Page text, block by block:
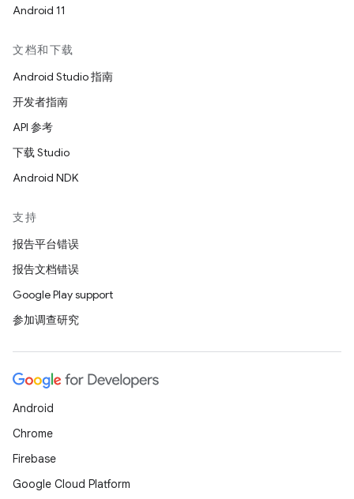
Android 11
文档和下载
Android Studio 指南
开发者指南
API 参考
下载 Studio
Android NDK
支持
报告平台错误
报告文档错误
Google Play support
参加调查研究
Android
Chrome
Firebase
Google Cloud Platform